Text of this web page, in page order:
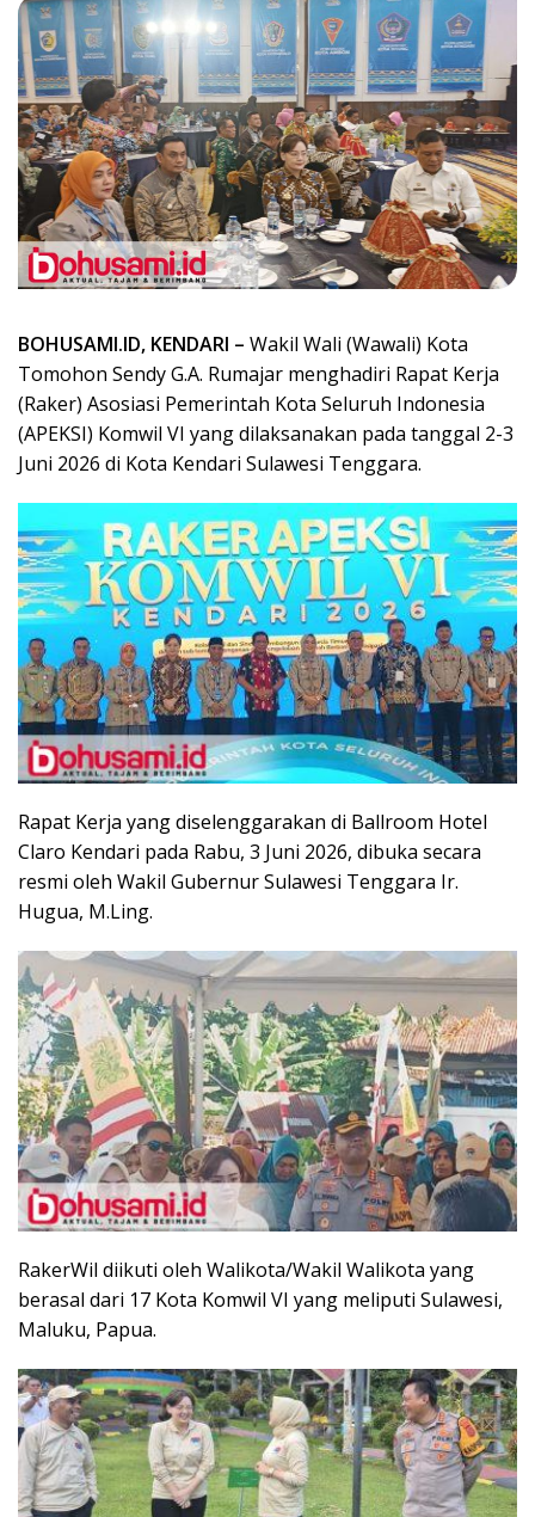
BOHUSAMI.ID, KENDARI – Wakil Wali (Wawali) Kota
Tomohon Sendy G.A. Rumajar menghadiri Rapat Kerja
(Raker) Asosiasi Pemerintah Kota Seluruh Indonesia
(APEKSI) Komwil VI yang dilaksanakan pada tanggal 2-3
Juni 2026 di Kota Kendari Sulawesi Tenggara.
Rapat Kerja yang diselenggarakan di Ballroom Hotel
Claro Kendari pada Rabu, 3 Juni 2026, dibuka secara
resmi oleh Wakil Gubernur Sulawesi Tenggara Ir.
Hugua, M.Ling.
RakerWil diikuti oleh Walikota/Wakil Walikota yang
berasal dari 17 Kota Komwil VI yang meliputi Sulawesi,
Maluku, Papua.